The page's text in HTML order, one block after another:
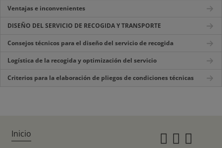
Ventajas e inconvenientes
DISEÑO DEL SERVICIO DE RECOGIDA Y TRANSPORTE
Consejos técnicos para el diseño del servicio de recogida
Logística de la recogida y optimización del servicio
Criterios para la elaboración de pliegos de condiciones técnicas
Inicio